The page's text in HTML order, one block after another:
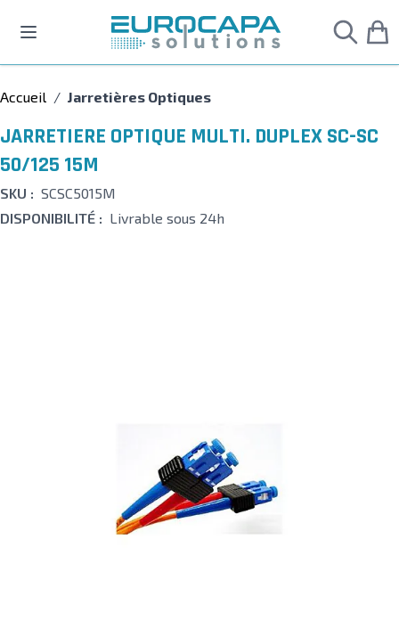
Accueil / Jarretières Optiques
JARRETIERE OPTIQUE MULTI. DUPLEX SC-SC
50/125 15M
SKU : SCSC5015M
DISPONIBILITÉ : Livrable sous 24h